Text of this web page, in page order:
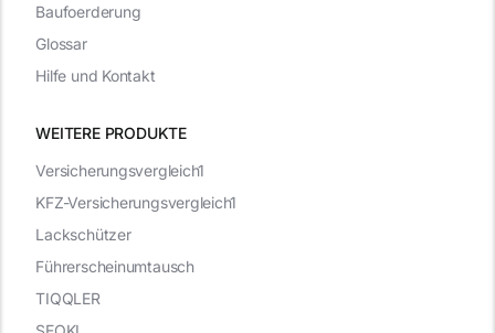
WEITERE PRODUKTE
Versicherungsvergleich1
KFZ-Versicherungsvergleich1
Lackschützer
Führerscheinumtausch
TIQQLER
Baufoerderung
Glossar
Hilfe und Kontakt